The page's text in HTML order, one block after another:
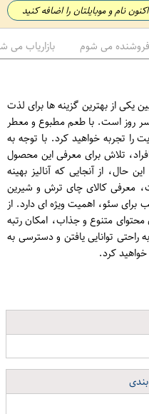
نام و موبایلتان را اضافه کنید
فروشنده می شوم بازاریاب می
200 گرم برند زوبین یکی از بهترین گزینه ها برای لذت
روز است. با طعم مطبوع و معطر
تجربه خواهید کرد. با توجه به
تلاش برای معرفی این محصول
از آنجایی که آنالیز بهینه
معرفی کالای چای ترش و شیرین
برای سئو، اهمیت ویژه ای دارد. از
متنوع و جذاب، امکان رتبه
راحتی توانایی یافتن و دسترسی به
کرد.